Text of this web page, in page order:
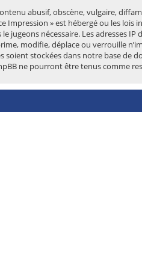
abusif, obscène, vulgaire,
Impression » est hébergé ou les
jugeons nécessaire. Les adresses
modifie, déplace ou verrouille
soient stockées dans notre base de
ne pourront être tenus comme